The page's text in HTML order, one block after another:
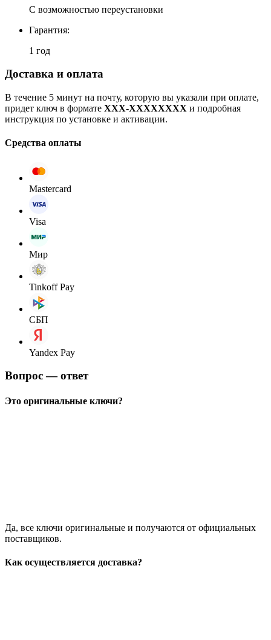
С возможностью переустановки
Гарантия:
1 год
Доставка и оплата
В течение 5 минут на почту, которую вы указали при оплате,
придет ключ в формате XXX-XXXXXXXX и подробная
инструкция по установке и активации.
Средства оплаты
Mastercard
Visa
Мир
Tinkoff Pay
СБП
Yandex Pay
Вопрос — ответ
Это оригинальные ключи?
Да, все ключи оригинальные и получаются от официальных
поставщиков.
Как осуществляется доставка?